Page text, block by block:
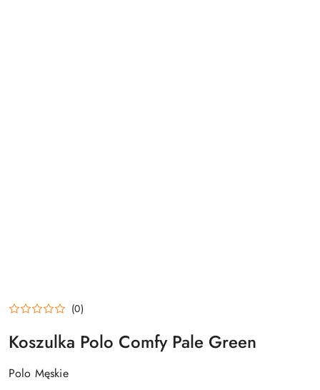
(0)
Koszulka Polo Comfy Pale Green
Polo Męskie